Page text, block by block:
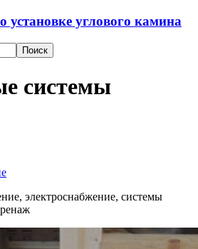
установке углового камина
системы
электроснабжение, системы